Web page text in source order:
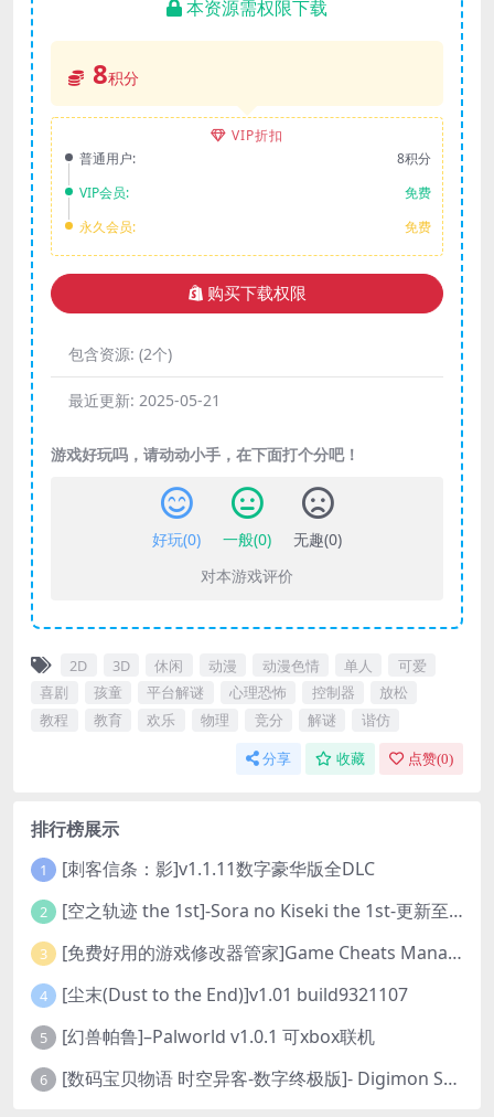
本资源需权限下载
8积分
VIP折扣
普通用户:
8积分
VIP会员:
免费
永久会员:
免费
购买下载权限
包含资源: (2个)
最近更新: 2025-05-21
游戏好玩吗，请动动小手，在下面打个分吧！
好玩(0) 一般(0) 无趣(0)
对本游戏评价
2D 3D 休闲 动漫 动漫色情 单人
可爱
喜剧
孩童 平台解谜 心理恐怖 控制器
放松
教程
教育 欢乐 物理 竞分 解谜 谐仿
分享 收藏 点赞(0)
排行榜展示
1 [刺客信条：影]v1.1.11数字豪华版全DLC
2 [空之轨迹 the 1st]-Sora no Kiseki the 1st-更新至v1.06.4-全DLC
3 [免费好用的游戏修改器管家]Game Cheats Manager
4 [尘末(Dust to the End)]v1.01 build9321107
5 [幻兽帕鲁]–Palworld v1.0.1 可xbox联机
6 [数码宝贝物语 时空异客-数字终极版]- Digimon Story Time Stranger-Build.23514637